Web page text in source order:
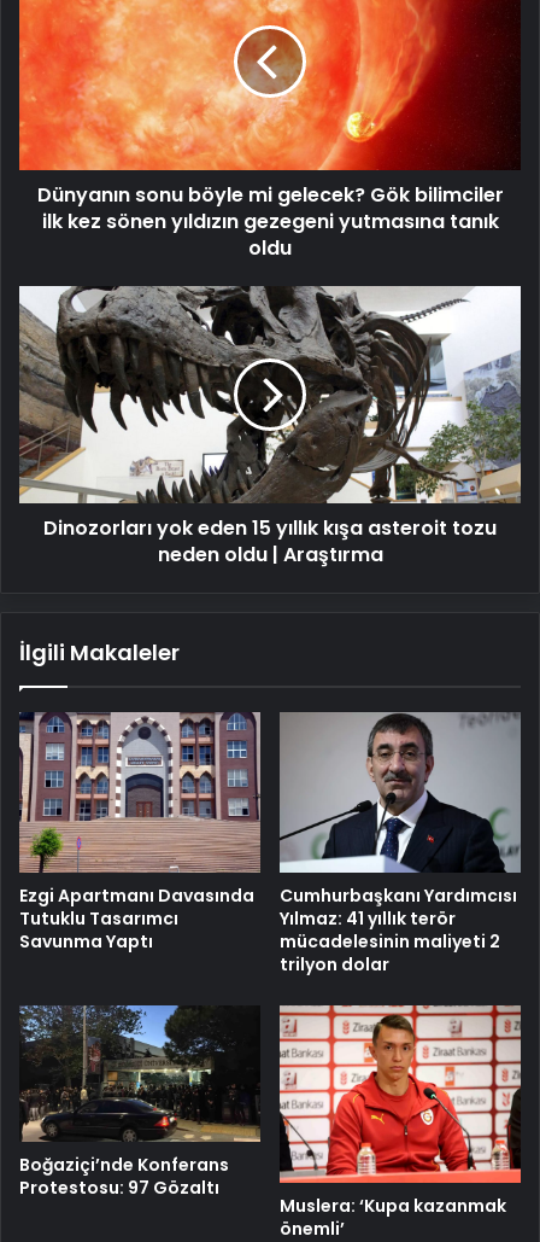
mi
gelecek?
Gök
bilimciler
ilk
kez
sönen
yıldızın
oldu
Dünyanın sonu böyle mi gelecek? Gök bilimciler
ilk kez sönen yıldızın gezegeni yutmasına tanık
oldu
Dinozorları
yok
eden
15
yıllık
kışa
asteroit
tozu
neden
olduDinozorları yok eden 15 yıllık kışa asteroit tozu
neden oldu | Araştırma
İlgili Makaleler
Ezgi Apartmanı Davasında
Tutuklu Tasarımcı
Savunma Yaptı
Cumhurbaşkanı Yardımcısı
Yılmaz: 41 yıllık terör
mücadelesinin maliyeti 2
trilyon dolar
Boğaziçi’nde Konferans
Protestosu: 97 Gözaltı
Muslera: ‘Kupa kazanmak
önemli’